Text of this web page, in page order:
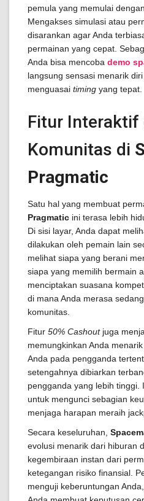
pemula yang memulai
Mengakses simulasi atau
disarankan agar Anda
permainan yang cepat.
Anda bisa mencoba demo
langsung sensasi menarik
menguasai timing yang tepat.
Fitur Interaktif
Komunitas di
Pragmatic
Satu hal yang membuat
Pragmatic ini terasa lebih
Di sisi layar, Anda dapat
dilakukan oleh pemain lain
melihat siapa yang berani
siapa yang memilih bermain
menciptakan suasana
di mana Anda merasa
komunitas.
Fitur 50% Cashoutjuga
memungkinkan Anda
Anda pada pengganda
setengahnya dibiarkan
pengganda yang lebih tinggi.
untuk mengunci sebagian
menjaga harapan meraih
Secara keseluruhan,
evolusi menarik dari hiburan
kegembiraan instan dari
ketegangan risiko finansial.
menguji keberuntungan